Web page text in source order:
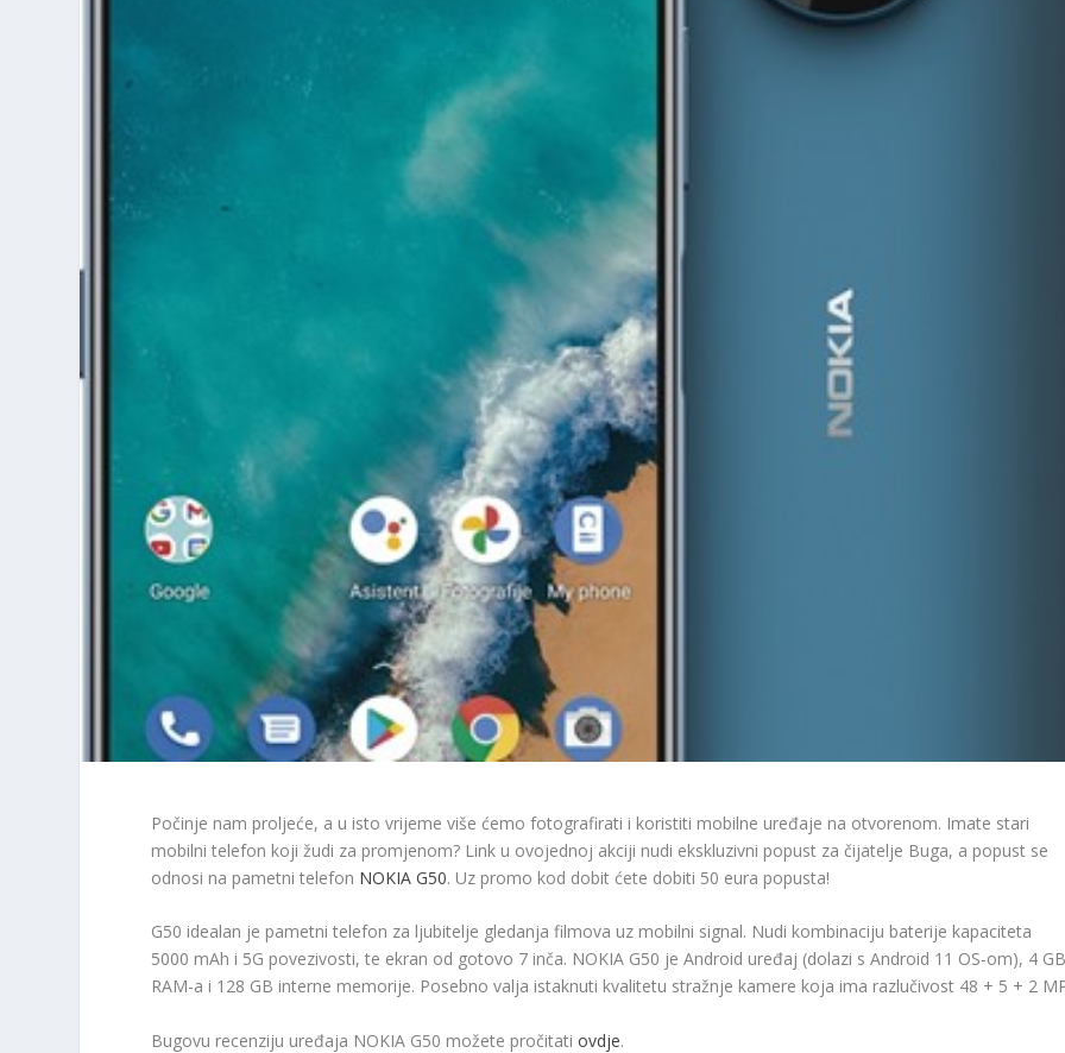
Počinje nam proljeće, a u isto vrijeme više ćemo fotografirati i koristiti mobilne uređaje na otvorenom. Imate stari
mobilni telefon koji žudi za promjenom? Link u ovojednoj akciji nudi ekskluzivni popust za čijatelje Buga, a popust se
odnosi na pametni telefon NOKIA G50. Uz promo kod dobit ćete dobiti 50 eura popusta!
G50 idealan je pametni telefon za ljubitelje gledanja filmova uz mobilni signal. Nudi kombinaciju baterije kapaciteta
5000 mAh i 5G povezivosti, te ekran od gotovo 7 inča. NOKIA G50 je Android uređaj (dolazi s Android 11 OS-om), 4
RAM-a i 128 GB interne memorije. Posebno valja istaknuti kvalitetu stražnje kamere koja ima razlučivost 48 + 5 + 2
Bugovu recenziju uređaja NOKIA G50 možete pročitatiovdje.